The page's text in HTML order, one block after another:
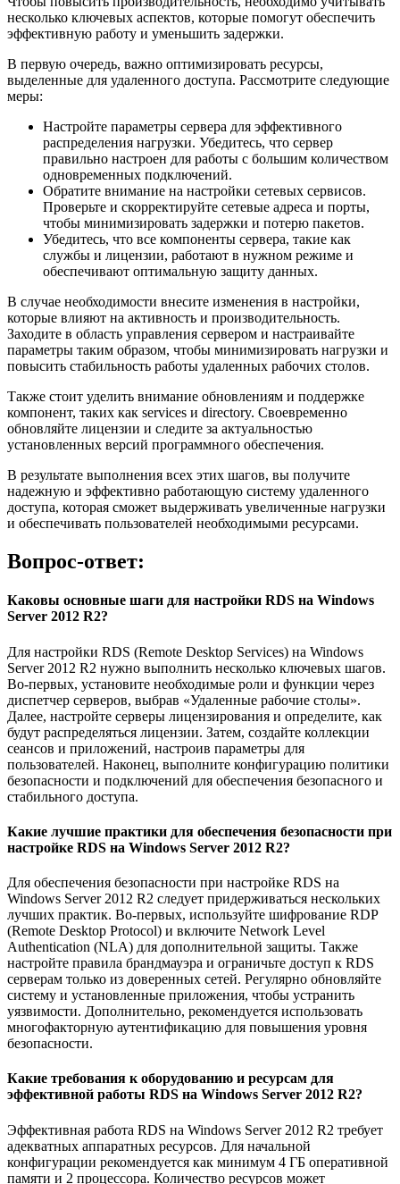
несколько ключевых аспектов, которые помогут обеспечить
эффективную работу и уменьшить задержки.
В первую очередь, важно оптимизировать ресурсы,
выделенные для удаленного доступа. Рассмотрите следующие
меры:
Настройте параметры сервера для эффективного
распределения нагрузки. Убедитесь, что сервер
правильно настроен для работы с большим количеством
одновременных подключений.
Обратите внимание на настройки сетевых сервисов.
Проверьте и скорректируйте сетевые адреса и порты,
чтобы минимизировать задержки и потерю пакетов.
Убедитесь, что все компоненты сервера, такие как
службы и лицензии, работают в нужном режиме и
обеспечивают оптимальную защиту данных.
В случае необходимости внесите изменения в настройки,
которые влияют на активность и производительность.
Заходите в область управления сервером и настраивайте
параметры таким образом, чтобы минимизировать нагрузки и
повысить стабильность работы удаленных рабочих столов.
Также стоит уделить внимание обновлениям и поддержке
компонент, таких как services и directory. Своевременно
обновляйте лицензии и следите за актуальностью
установленных версий программного обеспечения.
В результате выполнения всех этих шагов, вы получите
надежную и эффективно работающую систему удаленного
доступа, которая сможет выдерживать увеличенные нагрузки
и обеспечивать пользователей необходимыми ресурсами.
Вопрос-ответ:
Каковы основные шаги для настройки RDS на Windows
Server 2012 R2?
Для настройки RDS (Remote Desktop Services) на Windows
Server 2012 R2 нужно выполнить несколько ключевых шагов.
Во-первых, установите необходимые роли и функции через
диспетчер серверов, выбрав «Удаленные рабочие столы».
Далее, настройте серверы лицензирования и определите, как
будут распределяться лицензии. Затем, создайте коллекции
сеансов и приложений, настроив параметры для
пользователей. Наконец, выполните конфигурацию политики
безопасности и подключений для обеспечения безопасного и
стабильного доступа.
Какие лучшие практики для обеспечения безопасности при
настройке RDS на Windows Server 2012 R2?
Для обеспечения безопасности при настройке RDS на
Windows Server 2012 R2 следует придерживаться нескольких
лучших практик. Во-первых, используйте шифрование RDP
(Remote Desktop Protocol) и включите Network Level
Authentication (NLA) для дополнительной защиты. Также
настройте правила брандмауэра и ограничьте доступ к RDS
серверам только из доверенных сетей. Регулярно обновляйте
систему и установленные приложения, чтобы устранить
уязвимости. Дополнительно, рекомендуется использовать
многофакторную аутентификацию для повышения уровня
безопасности.
Какие требования к оборудованию и ресурсам для
эффективной работы RDS на Windows Server 2012 R2?
Эффективная работа RDS на Windows Server 2012 R2 требует
адекватных аппаратных ресурсов. Для начальной
конфигурации рекомендуется как минимум 4 ГБ оперативной
памяти и 2 процессора. Количество ресурсов может